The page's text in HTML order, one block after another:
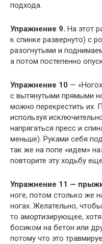
подхода.
Упражнение 9. На этот
к спинке развернуто) с
разогнутыми и
а потом постепенно
Упражнение 10 —
с вытянутыми прямыми
можно перекрестить их.
используя
напрягаться пресс и
меньше). Руками себя
так же на попе «идем»
повторите эту ходьбу
Упражнение 11 —
ноге, потом столько же
ногах. Желательно,
то амортизирующее,
босиком на бетон или
потому что это